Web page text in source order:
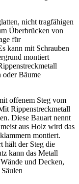
nicht tragfähigen
Überbrücken von
für
kann mit Schrauben
montiert
oder Bäume
offenem Steg vom
Rippenstreckmetall
Diese Bauart nennt
aus Holz wird das
montiert.
hält der Steg die
kann das Metall
und Decken,